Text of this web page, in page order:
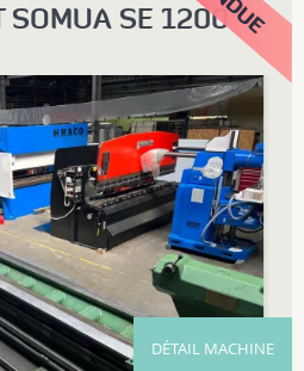
SOMUA SE 1200
DÉTAIL MACHINE